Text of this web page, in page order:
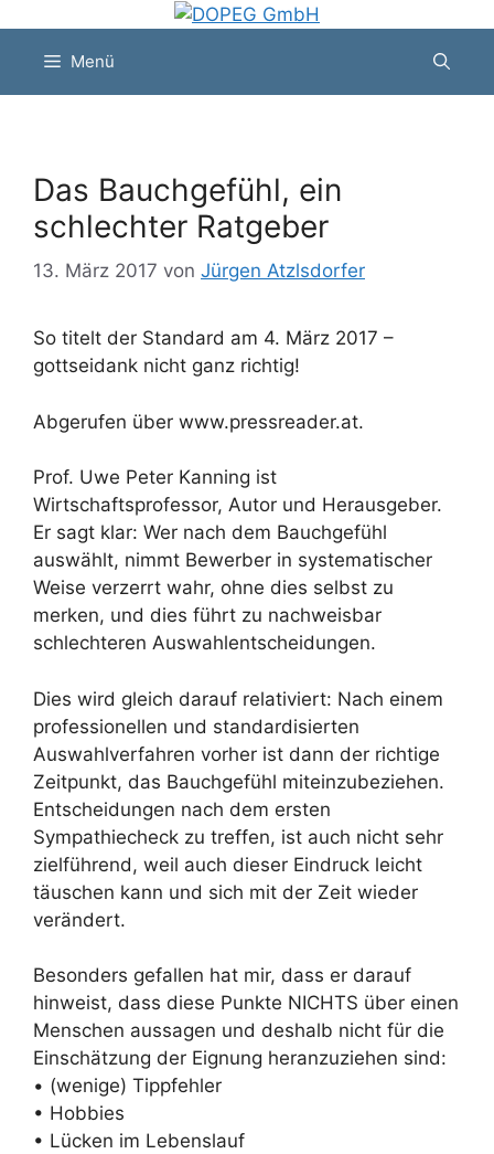
springenMenü
Das Bauchgefühl, ein
schlechter Ratgeber
13. März 2017 von Jürgen Atzlsdorfer
So titelt der Standard am 4. März 2017 –
gottseidank nicht ganz richtig!
Abgerufen über www.pressreader.at.
Prof. Uwe Peter Kanning ist
Wirtschaftsprofessor, Autor und Herausgeber.
Er sagt klar: Wer nach dem Bauchgefühl
auswählt, nimmt Bewerber in systematischer
Weise verzerrt wahr, ohne dies selbst zu
merken, und dies führt zu nachweisbar
schlechteren Auswahlentscheidungen.
Dies wird gleich darauf relativiert: Nach einem
professionellen und standardisierten
Auswahlverfahren vorher ist dann der richtige
Zeitpunkt, das Bauchgefühl miteinzubeziehen.
Entscheidungen nach dem ersten
Sympathiecheck zu treffen, ist auch nicht sehr
zielführend, weil auch dieser Eindruck leicht
täuschen kann und sich mit der Zeit wieder
verändert.
Besonders gefallen hat mir, dass er darauf
hinweist, dass diese Punkte NICHTS über einen
Menschen aussagen und deshalb nicht für die
Einschätzung der Eignung heranzuziehen sind:
• (wenige) Tippfehler
• Hobbies
• Lücken im Lebenslauf